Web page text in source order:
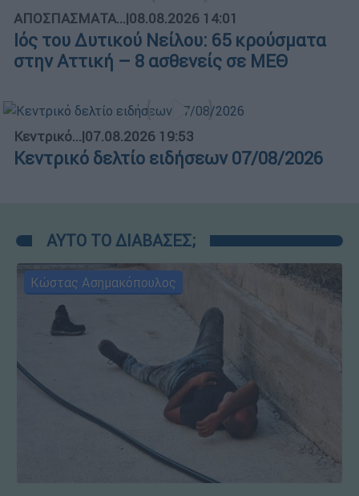
ΑΠΟΣΠΑΣΜΑΤΑ...|08.08.2026 14:01
Ιός του Δυτικού Νείλου: 65 κρούσματα
στην Αττική – 8 ασθενείς σε ΜΕΘ
Κεντρικό...|07.08.2026 19:53
Κεντρικό δελτίο ειδήσεων 07/08/2026
ΑΥΤΟ ΤΟ ΔΙΑΒΑΣΕΣ;
Κώστας Ασημακόπουλος